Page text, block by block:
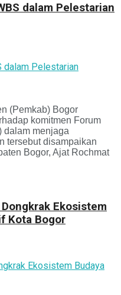
dalam Pelestarian
(Pemkab) Bogor
komitmen Forum
dalam menjaga
tersebut disampaikan
Bogor, Ajat Rochmat
Ekosistem
Kota Bogor